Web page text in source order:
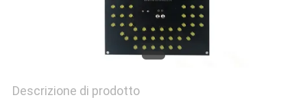
Descrizione di prodotto